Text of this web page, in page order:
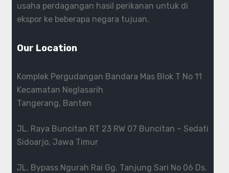
usaha perdagangan hasil perikanan untuk di
ekspor ke beberapa negara tujuan.
Our Location
Komplek Pergudangan Bandara Mas Blok T No 11
Kecamatan Neglasarih
Tangerang, Banten
JL. Raya Buncitan RT 23 RW 07 Buncitan – Sedati
Sidoarjo, Jawa Timur
JL. Bypass Ngurah Rai Gg. Tanjung Sari No 06 Ds.